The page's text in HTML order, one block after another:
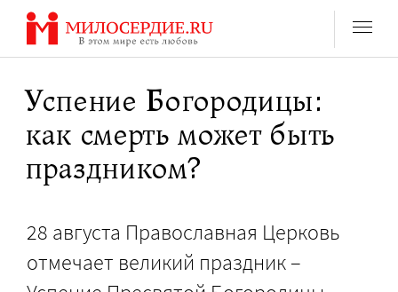
Перейти
содержанию
Успение Богородицы:
как смерть может быть
праздником?
28 августа Православная Церковь
отмечает великий праздник –